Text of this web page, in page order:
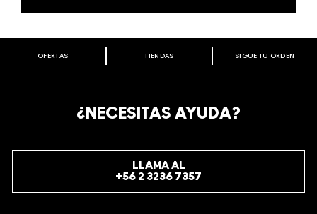
BIENVENIDO A M·A·C COSMETICS
REGÍSTRATE AHORA PARA RECIBIR INFORMACIÓN
OFERTAS TIENDAS SIGUE TU ORDEN
¿NECESITAS AYUDA?
LLAMA AL
+56 2 3236 7357